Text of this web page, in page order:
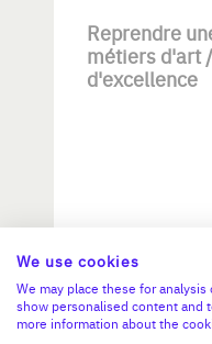
Reprendre
métiers d'art
d'excellence
Investissement
>2 M€ et <= 5 M€
We use cookies
We may place these for
show personalised content and
more information about the